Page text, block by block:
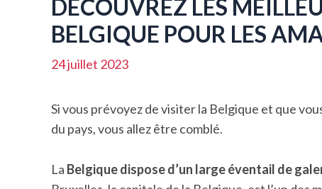
DÉCOUVREZ LES
BELGIQUE POUR LES
24 juillet 2023
Si vous prévoyez de visiter la Belgique et que
du pays, vous allez être comblé.
La Belgique dispose d’un large éventail de